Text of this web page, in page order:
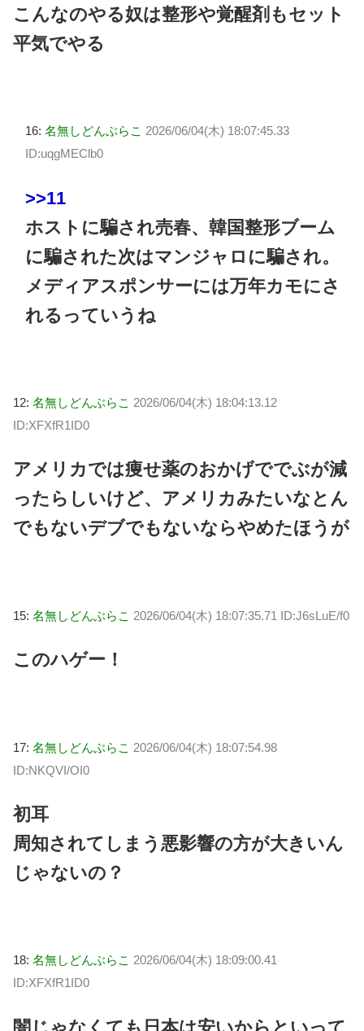
こんなのやる奴は整形や覚醒剤もセット
平気でやる
16: 名無しどんぶらこ 2026/06/04(木) 18:07:45.33
ID:uqgMEClb0
>>11
ホストに騙され売春、韓国整形ブーム
に騙された次はマンジャロに騙され。
メディアスポンサーには万年カモにさ
れるっていうね
12: 名無しどんぶらこ 2026/06/04(木) 18:04:13.12
ID:XFXfR1ID0
アメリカでは痩せ薬のおかげででぶが減
ったらしいけど、アメリカみたいなとん
でもないデブでもないならやめたほうが
15: 名無しどんぶらこ 2026/06/04(木) 18:07:35.71 ID:J6sLuE/f0
このハゲー！
17: 名無しどんぶらこ 2026/06/04(木) 18:07:54.98
ID:NKQVI/OI0
初耳
周知されてしまう悪影響の方が大きいん
じゃないの？
18: 名無しどんぶらこ 2026/06/04(木) 18:09:00.41
ID:XFXfR1ID0